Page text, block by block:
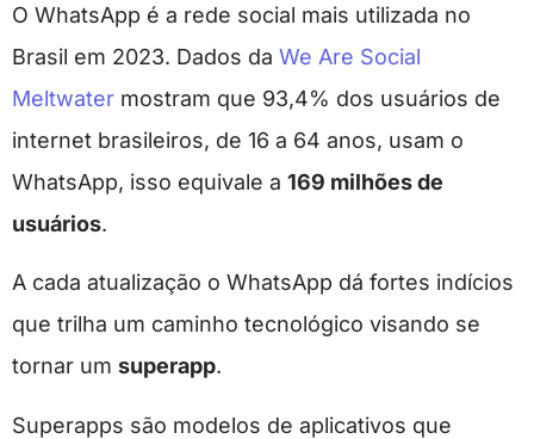
O WhatsApp é a rede social mais utilizada no
Brasil em 2023. Dados da We Are Social
Meltwater mostram que 93,4% dos usuários de
internet brasileiros, de 16 a 64 anos, usam o
WhatsApp, isso equivale a 169 milhões de
usuários.
A cada atualização o WhatsApp dá fortes indícios
que trilha um caminho tecnológico visando se
tornar um superapp.
Superapps são modelos de aplicativos que